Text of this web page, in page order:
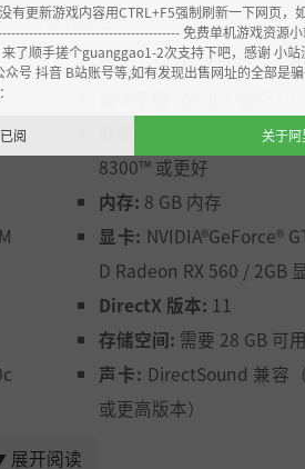
推荐配置:
需要 64 位处理器和操作
Intel® Core™ i5-
8300™ 或更好
内存: 8 GB 内存
显卡: NVIDIA®GeForce®
D Radeon RX 560 / 2GB
DirectX 版本: 11
存储空间: 需要 28 GB 可
声卡: DirectSound 兼容
或更高版本）
展开阅读
有更新游戏内容用CTRL+F5强制刷新一下网页，
免费单机游戏资源
了顺手搓个guanggao1-2次支持下吧，感谢 小
众号 抖音 B站账号等,如有发现出售网址的全部是
已阅 关于